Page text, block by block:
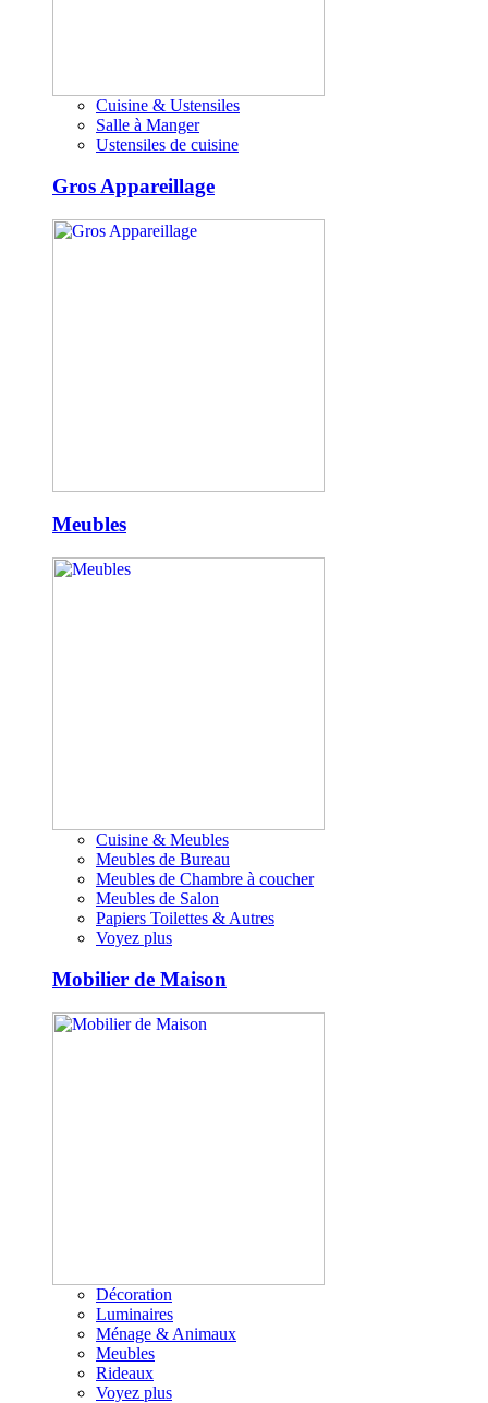
Cuisine & Ustensiles
Salle à Manger
Ustensiles de cuisine
Gros Appareillage
Meubles
Cuisine & Meubles
Meubles de Bureau
Meubles de Chambre à coucher
Meubles de Salon
Papiers Toilettes & Autres
Voyez plus
Mobilier de Maison
Décoration
Luminaires
Ménage & Animaux
Meubles
Rideaux
Voyez plus